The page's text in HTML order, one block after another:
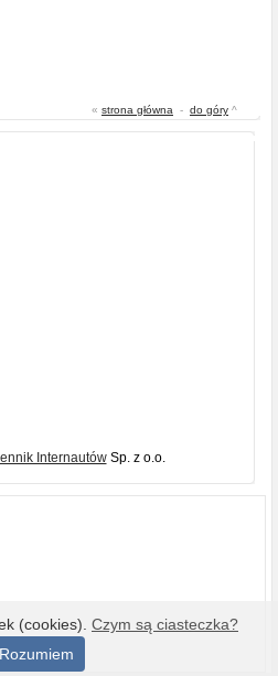
« strona główna - do góry ^
InternautówSp. z o.o.
(cookies). Czym są ciasteczka?
Rozumiem